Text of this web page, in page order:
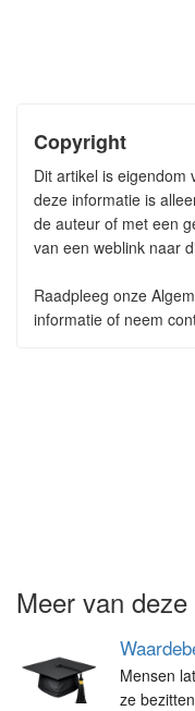
Copyright
Dit artikel is eigendom
deze informatie is
de auteur of met een
van een weblink naar
Raadpleeg onze
informatie of neem
Meer van
Mensen
ze